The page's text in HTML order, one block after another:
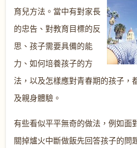
育兒方法。當中有對家長
的忠告、對教育目標的反
思、孩子需要具備的能
力、如何培養孩子的方
法，以及怎樣應對青春期的孩子，
及親身體驗。
有些看似平平無奇的做法，例如面
關掉爐火中斷做飯先回答孩子的問